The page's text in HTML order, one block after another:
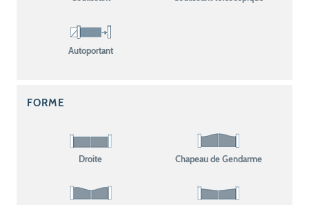
Autoportant
FORME
Droite Chapeau de Gendarme